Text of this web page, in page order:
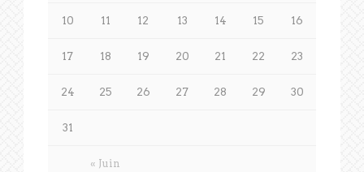
« Juin
10 11 12 13 14 15 16
17 18 19 20 21 22 23
24 25 26 27 28 29 30
31